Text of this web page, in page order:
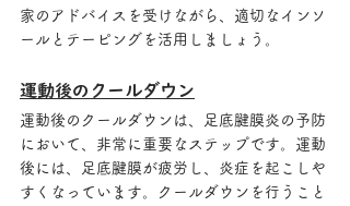
家のアドバイスを受けながら、適切なインソ
ールとテーピングを活用しましょう。
運動後のクールダウン
運動後のクールダウンは、足底腱膜炎の予防
において、非常に重要なステップです。運動
後には、足底腱膜が疲労し、炎症を起こしや
すくなっています。クールダウンを行うこと